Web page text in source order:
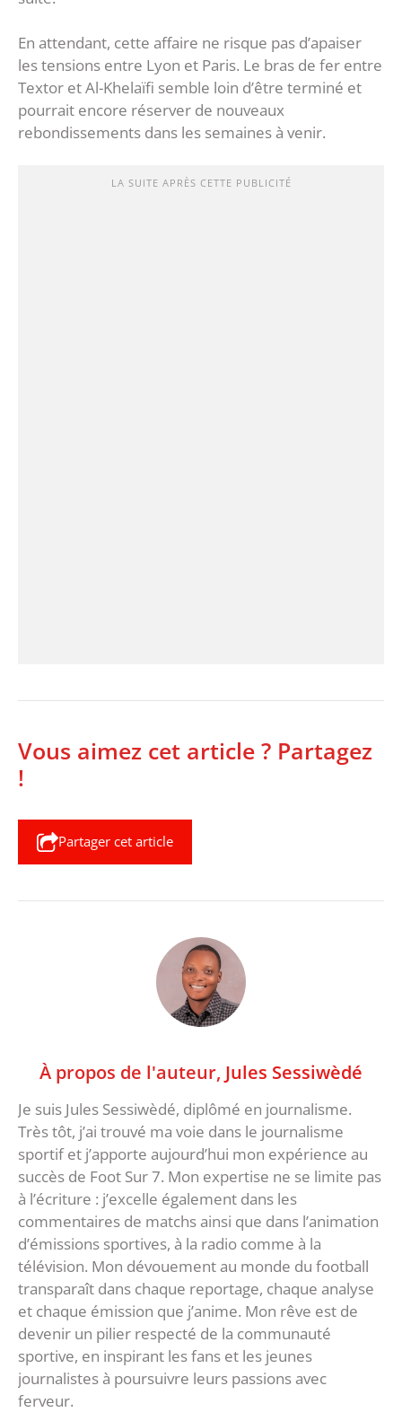
En attendant, cette affaire ne risque pas d’apaiser
les tensions entre Lyon et Paris. Le bras de fer entre
Textor et Al-Khelaïfi semble loin d’être terminé et
pourrait encore réserver de nouveaux
rebondissements dans les semaines à venir.
LA SUITE APRÈS CETTE PUBLICITÉ
Vous aimez cet article ? Partagez
!
Partager cet article
À propos de l'auteur, Jules Sessiwèdé
Je suis Jules Sessiwèdé, diplômé en journalisme.
Très tôt, j’ai trouvé ma voie dans le journalisme
sportif et j’apporte aujourd’hui mon expérience au
succès de Foot Sur 7. Mon expertise ne se limite pas
à l’écriture : j’excelle également dans les
commentaires de matchs ainsi que dans l’animation
d’émissions sportives, à la radio comme à la
télévision. Mon dévouement au monde du football
transparaît dans chaque reportage, chaque analyse
et chaque émission que j’anime. Mon rêve est de
devenir un pilier respecté de la communauté
sportive, en inspirant les fans et les jeunes
journalistes à poursuivre leurs passions avec
ferveur.